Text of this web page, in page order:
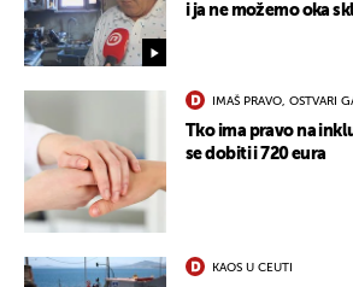
i ja ne možemo oka
IMAŠ PRAVO, OSTVARI
Tko ima pravo na
se dobiti i 720 eura
KAOS U CEUTI